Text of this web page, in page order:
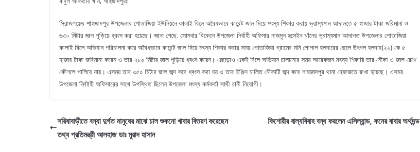
সিরাজগঞ্জের শাহজাদপুর উপজেলার পোতাজিয়া ইউনিয়নে কালাই বিলে অবৈধভাবে কারেন্ট জাল দিয়ে মৎস্য শিকার করায় ভ্রাম্যমান আদালতে ৫ হাজার টাকা জরিমানা ও
৬৩০ মিটার জাল পুড়িয়ে ধ্বংস করা হয়েছে। জানা গেছে, সোমবার বিকেলে উপজেলা নির্বাহী অফিসার নাজমুল হুসেইন খাঁনের ভ্রাম্যমান আদালত উপজেলার পোতাজিয়া
কালাই বিলে অভিযান পরিচালনা করে অবৈধভাবে কারেন্ট জাল দিয়ে মৎস্য শিকার করার সময় পোতাজিয়া গ্রামের মনি গোপাল হলদারের ছেলে উৎপল হলদার(২২) কে ৫
হাজার টাকা জরিমানা করেন ও তার ২৮০ মিটার জাল পুড়িয়ে ধ্বংস করেন। এছাড়াও একই বিলে অভিযান চালানোর সময় আরেকজন মৎস্য শিকারি তার নৌকা ও জাল রেখে
কৌশলে পালিয়ে যায়। এসময় তার ৩৫০ মিটার জাল জব্দ করে ধ্বংস করা হয় ও তার ইঞ্জিন চালিত নৌকাটি জব্দ করে শাহজাদপুর থানা হেফাজতে রাখা হয়েছে। এসময়
উপজেলা নির্বাাহী অফিসারের সাথে উপস্থিত ছিলেন উপজেলা মৎস্য কর্মকর্তা সাথী রানী নিয়োগী।
সরিষাবাড়ীতে বন্যা দুর্গত মানুষের মাঝে চাল শুকনো খাবার বিতরণ করেছেন
তথ্য প্রতিমন্ত্রী আলহাজ ডাঃ মুরাদ হাসান
কিশোরীর বাল্যবিবাহ বন্ধ করলেন এসিল্যান্ড, কনের বাবার অর্থদন্ড